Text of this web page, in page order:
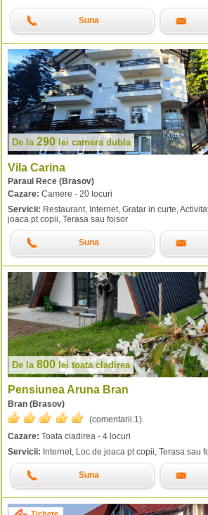
Suna
De la 290 lei camera dubla
Vila Carina
Paraul Rece (Brasov)
Cazare: Camere - 20 locuri
Servicii: Restaurant, Internet, Gratar in curte,
joaca pt copii, Terasa sau foisor
Suna
De la 800 lei toata cladirea
Pensiunea Aruna Bran
Bran (Brasov)
(comentarii:1).
Cazare: Toata cladirea - 4 locuri
Servicii: Internet, Loc de joaca pt copii, Terasa sau
Suna